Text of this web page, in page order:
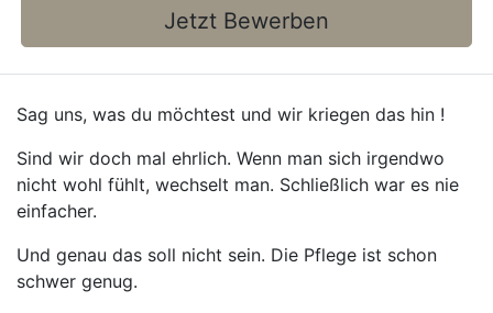
Jetzt Bewerben
Sag uns, was du möchtest und wir kriegen das hin !
Sind wir doch mal ehrlich. Wenn man sich irgendwo
nicht wohl fühlt, wechselt man. Schließlich war es nie
einfacher.
Und genau das soll nicht sein. Die Pflege ist schon
schwer genug.